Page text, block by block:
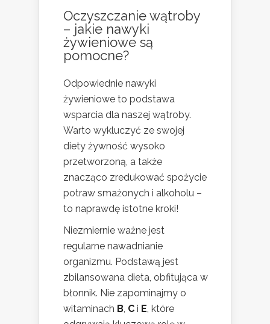
Oczyszczanie wątroby
– jakie nawyki
żywieniowe są
pomocne?
Odpowiednie nawyki
żywieniowe to podstawa
wsparcia dla naszej wątroby.
Warto wykluczyć ze swojej
diety żywność wysoko
przetworzoną, a także
znacząco zredukować spożycie
potraw smażonych i alkoholu –
to naprawdę istotne kroki!
Niezmiernie ważne jest
regularne nawadnianie
organizmu. Podstawą jest
zbilansowana dieta, obfitująca w
błonnik. Nie zapominajmy o
witaminach B C i E , które